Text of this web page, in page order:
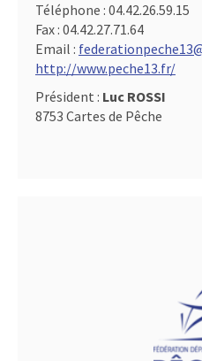
Téléphone : 04.42.26.59.15
Fax : 04.42.27.71.64
Email :
http://www.peche13.fr/
Président : Luc ROSSI
8753 Cartes de Pêche